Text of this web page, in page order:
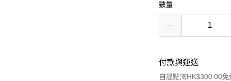
數量
付款與運送
自提點滿HK$300.00免